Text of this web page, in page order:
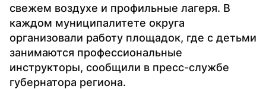
свежем воздухе и профильные лагеря. В
каждом муниципалитете округа
организовали работу площадок, где с детьми
занимаются профессиональные
инструкторы, сообщили в пресс-службе
губернатора региона.